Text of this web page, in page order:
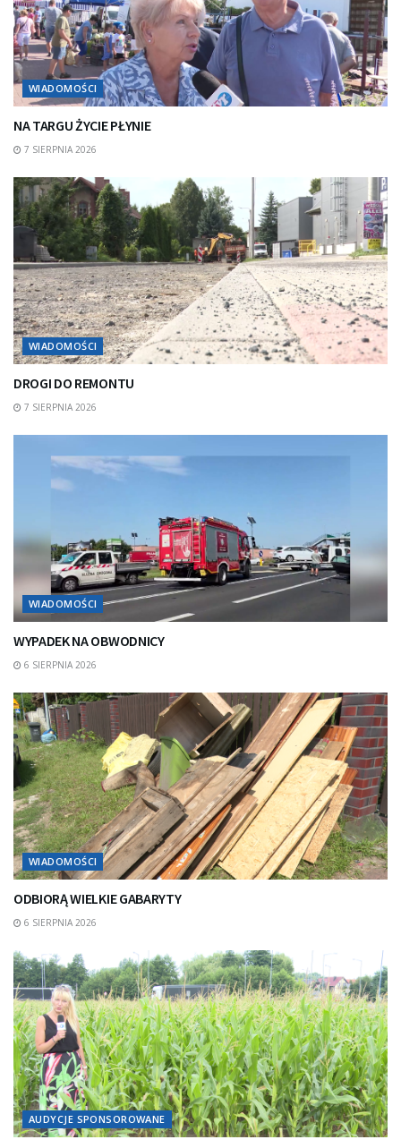
WIADOMOŚCI
NA TARGU ŻYCIE PŁYNIE
7 SIERPNIA 2026
WIADOMOŚCI
DROGI DO REMONTU
7 SIERPNIA 2026
WIADOMOŚCI
WYPADEK NA OBWODNICY
6 SIERPNIA 2026
WIADOMOŚCI
ODBIORĄ WIELKIE GABARYTY
6 SIERPNIA 2026
AUDYCJE SPONSOROWANE